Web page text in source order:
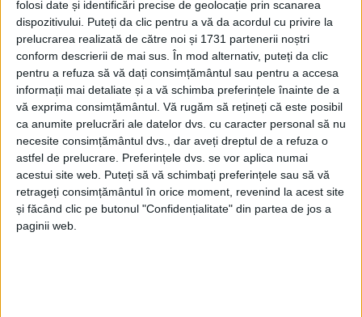
folosi date și identificări precise de geolocație prin scanarea
dispozitivului. Puteți da clic pentru a vă da acordul cu privire la
prelucrarea realizată de către noi și 1731 partenerii noștri
conform descrierii de mai sus. În mod alternativ, puteți da clic
pentru a refuza să vă dați consimțământul sau pentru a accesa
informații mai detaliate și a vă schimba preferințele înainte de a
vă exprima consimțământul. Vă rugăm să rețineți că este posibil
ca anumite prelucrări ale datelor dvs. cu caracter personal să nu
necesite consimțământul dvs., dar aveți dreptul de a refuza o
astfel de prelucrare. Preferințele dvs. se vor aplica numai
acestui site web. Puteți să vă schimbați preferințele sau să vă
retrageți consimțământul în orice moment, revenind la acest site
și făcând clic pe butonul "Confidențialitate" din partea de jos a
paginii web.
Etichetă: Emanuel Macron
Rugați-vă în altă parte